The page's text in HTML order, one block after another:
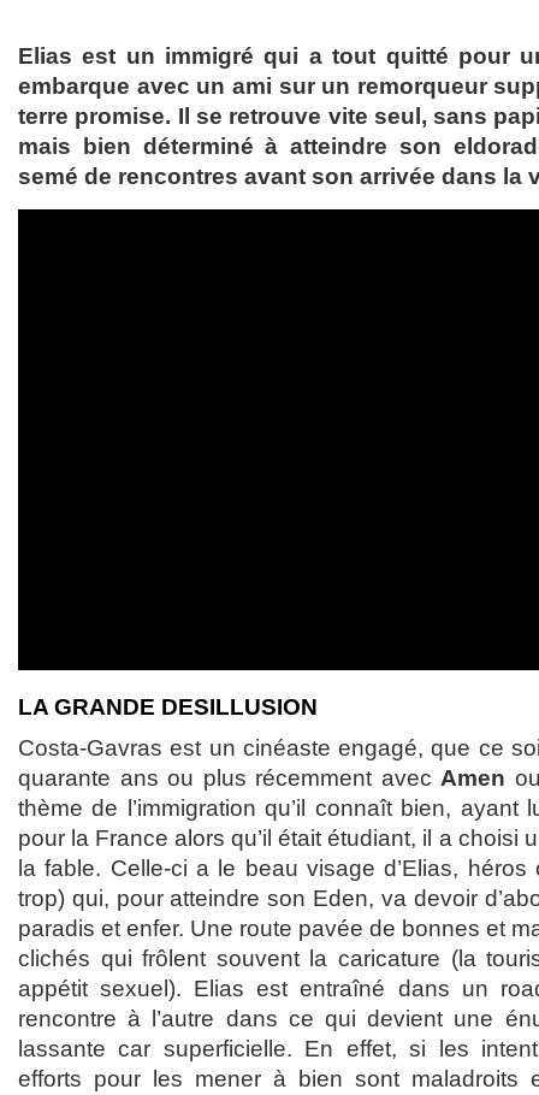
Elias est un immigré qui a tout quitté pour
embarque avec un ami sur un remorqueur
terre promise. Il se retrouve vite seul, sans
mais bien déterminé à atteindre son
semé de rencontres avant son arrivée dans la
LA GRANDE DESILLUSION
Costa-Gavras est un cinéaste engagé, que ce
quarante ans ou plus récemment avec Amen
thème de l’immigration qu’il connaît bien, ayant
pour la France alors qu’il était étudiant, il a choisi
la fable. Celle-ci a le beau visage d’Elias,
trop) qui, pour atteindre son Eden, va devoir
paradis et enfer. Une route pavée de bonnes et
clichés qui frôlent souvent la caricature (la
appétit sexuel). Elias est entraîné dans un
rencontre à l’autre dans ce qui devient une
lassante car superficielle. En effet, si les
efforts pour les mener à bien sont maladroits